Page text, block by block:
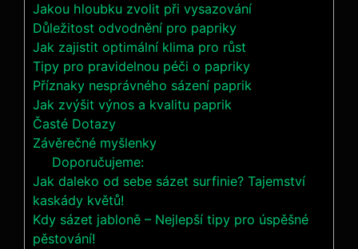
Jakou hloubku zvolit při vysazování
Důležitost odvodnění pro​ papriky
Jak zajistit optimální‌ klima‍ pro růst
Tipy pro pravidelnou péči o papriky
Příznaky nesprávného sázení ⁣paprik
Jak zvýšit ⁣výnos a kvalitu paprik
Časté⁢ Dotazy
Závěrečné myšlenky
Doporučujeme:
Jak daleko od sebe sázet surfinie? Tajemství
kaskády květů!
Kdy sázet jabloně – Nejlepší tipy pro úspěšné
pěstování!